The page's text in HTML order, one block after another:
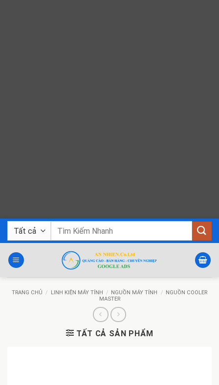
Bỏ
dung
Tìm
TRANG CHỦ / LINH KIỆN MÁY TÍNH / NGUỒN MÁY TÍNH /
NGUỒN COOLER
MASTER
TẤT CẢ SẢN PHẨM